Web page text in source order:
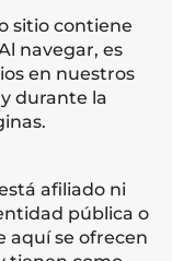
sitio contiene
navegar, es
en nuestros
durante la
afiliado ni
pública o
aquí se ofrecen